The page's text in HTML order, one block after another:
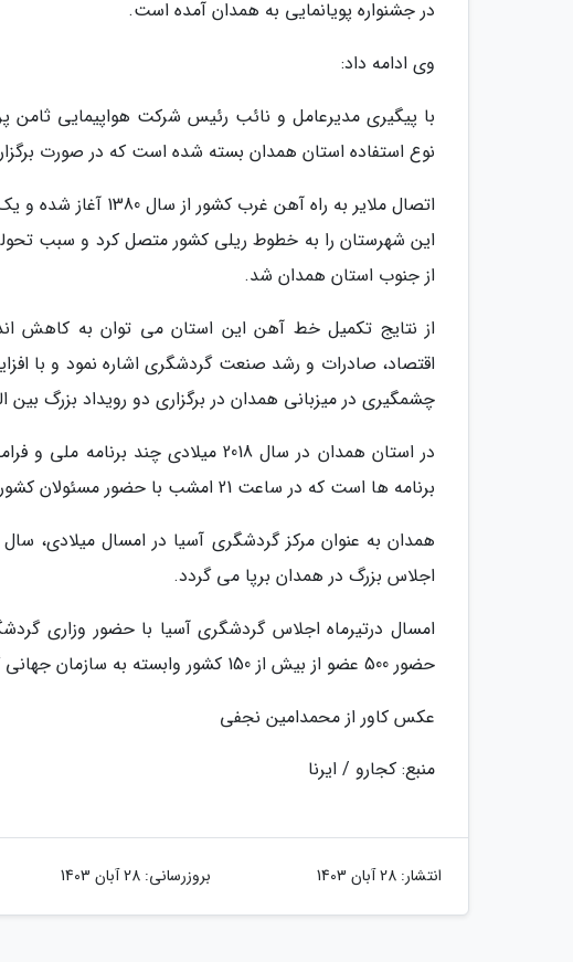
در جشنواره پویانمایی به همدان آمده است.
وی ادامه داد:
با پیگیری مدیرعامل و نائب رئیس شرکت هواپیمایی ثامن
نوع استفاده استان همدان بسته شده است که در صورت
این شهرستان را به خطوط ریلی کشور متصل کرد و سبب
از جنوب استان همدان شد.
از نتایج تکمیل خط آهن این استان می توان به کاهش
اقتصاد، صادرات و رشد صنعت گردشگری اشاره نمود و با
چشمگیری در میزبانی همدان در برگزاری دو رویداد بزرگ بین المللی در سال 2018 می
در استان همدان در سال 2018 میلادی
برنامه ها است که در ساعت 21 امشب با حضور مسئولان کشوری کلید خورد.
همدان به عنوان مرکز گردشگری آسیا در امسال میلادی،
اجلاس بزرگ در همدان برپا می گردد.
حضور 500 عضو از بیش از 150 کشور وابسته به سازمان جهانی گردشگری، در همدان اجرا می گردد.
عکس کاور از محمدامین نجفی
منبع: کجارو / ایرنا
انتشار: 28 آبان 1403 بروزرسانی: 28 آبان 1403